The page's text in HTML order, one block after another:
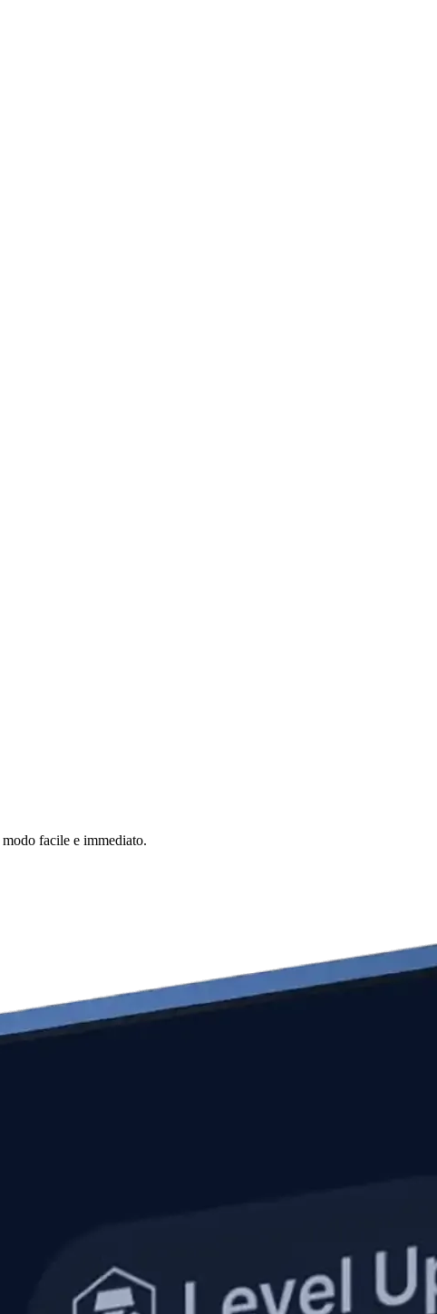
facile e immediato.